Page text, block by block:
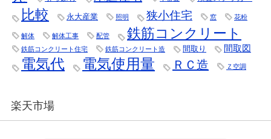
比較 永大産業 照明 狭小住宅 窓 花粉
解体 解体工事 配管 鉄筋コンクリート
鉄筋コンクリート住宅 鉄筋コンクリート造 間取り 間取図
電気代 電気使用量 ＲＣ造 Ｚ空調
楽天市場